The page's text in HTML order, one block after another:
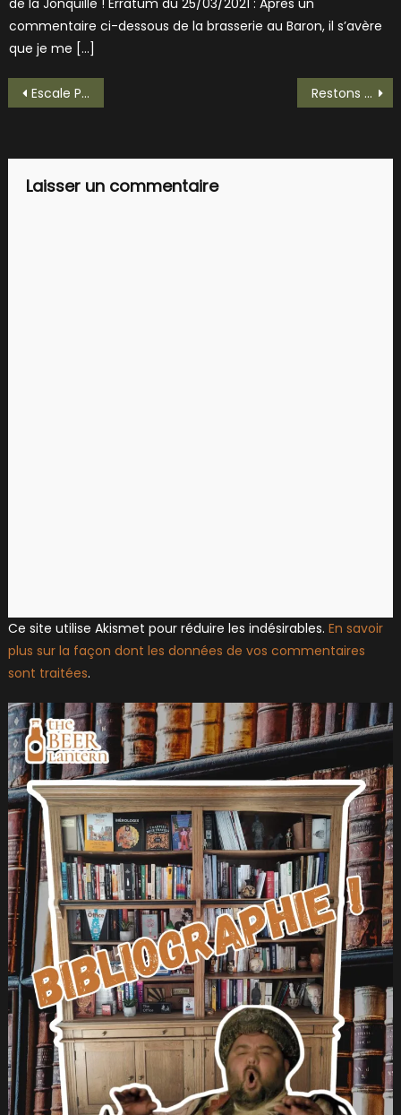
commentaire ci-dessous de la brasserie au Baron, il s’avère
que je me […]
Navigation
l’article
Escale Portugaise avec une jolie Grape Ale! Restons en Provence avec Bulles de Provence
Laisser un commentaire
Ce site utilise Akismet pour réduire les indésirables. En savoir
plus sur la façon dont les données de vos commentaires
sont traitées.